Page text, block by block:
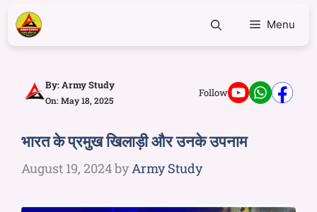
Menu
By:Army Study
On: May 18, 2025
Follow
भारत के प्रमुख खिलाड़ी और उनके उपनाम
August 19, 2024byArmy Study